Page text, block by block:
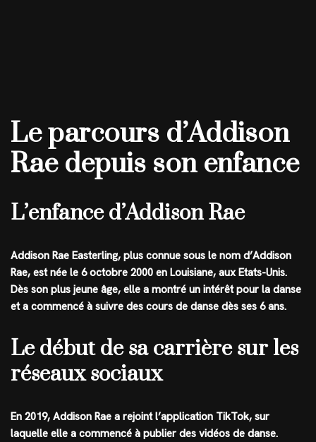
Le parcours d’Addison
Rae depuis son enfance
L’enfance d’Addison Rae
Addison Rae Easterling, plus connue sous le nom d’Addison
Rae, est née le 6 octobre 2000 en Louisiane, aux Etats-Unis.
Dès son plus jeune âge, elle a montré un intérêt pour la danse
et a commencé à suivre des cours de danse dès ses 6 ans.
Le début de sa carrière sur les
réseaux sociaux
En 2019, Addison Rae a rejoint l’application TikTok, sur
laquelle elle a commencé à publier des vidéos de danse.